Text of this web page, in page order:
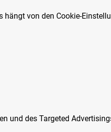
von den Cookie-
und des Targeted